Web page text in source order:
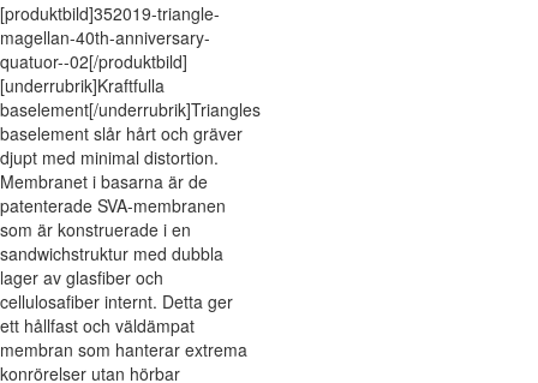
[produktbild]352019-triangle-
magellan-40th-anniversary-
quatuor--02[/produktbild]
[underrubrik]Kraftfulla
baselement[/underrubrik]Triangles
baselement slår hårt och gräver
djupt med minimal distortion.
Membranet i basarna är de
patenterade SVA-membranen
som är konstruerade i en
sandwichstruktur med dubbla
lager av glasfiber och
cellulosafiber internt. Detta ger
ett hållfast och väldämpat
membran som hanterar extrema
konrörelser utan hörbar